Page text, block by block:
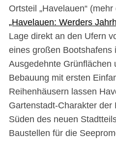
Ortsteil „Havelauen“
„Havelauen: Werders
Lage direkt an den Ufern
eines großen Bootshafens
Ausgedehnte Grünflächen
Bebauung mit ersten
Reihenhäusern lassen
Gartenstadt-Charakter der
Süden des neuen
Baustellen für die